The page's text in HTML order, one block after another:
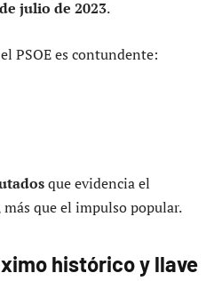
julio de 2023.
PSOE es contundente:
que evidencia el
más que el impulso popular.
histórico y llave